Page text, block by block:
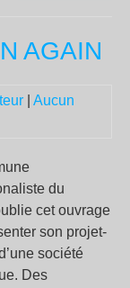
!
AGAIN
Aucun
du
cet ouvrage
son projet-
société
Des